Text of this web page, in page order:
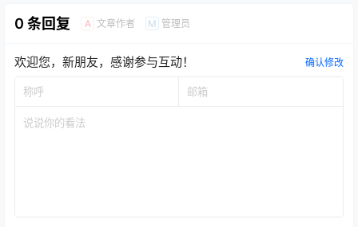
0 条回复 A 文章作者 M 管理员
欢迎您，新朋友，感谢参与互动！ 确认修改